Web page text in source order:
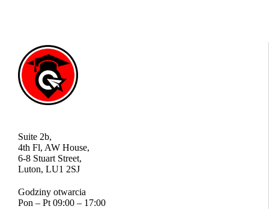
Suite 2b,
4th Fl, AW House,
6-8 Stuart Street,
Luton, LU1 2SJ
Godziny otwarcia
Pon – Pt 09:00 – 17:00